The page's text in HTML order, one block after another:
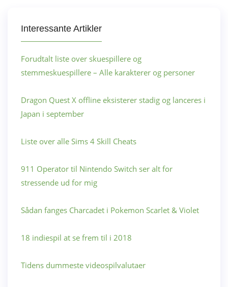
Interessante Artikler
Forudtalt liste over skuespillere og
stemmeskuespillere – Alle karakterer og personer
Dragon Quest X offline eksisterer stadig og lanceres i
Japan i september
Liste over alle Sims 4 Skill Cheats
911 Operator til Nintendo Switch ser alt for
stressende ud for mig
Sådan fanges Charcadet i Pokemon Scarlet & Violet
18 indiespil at se frem til i 2018
Tidens dummeste videospilvalutaer